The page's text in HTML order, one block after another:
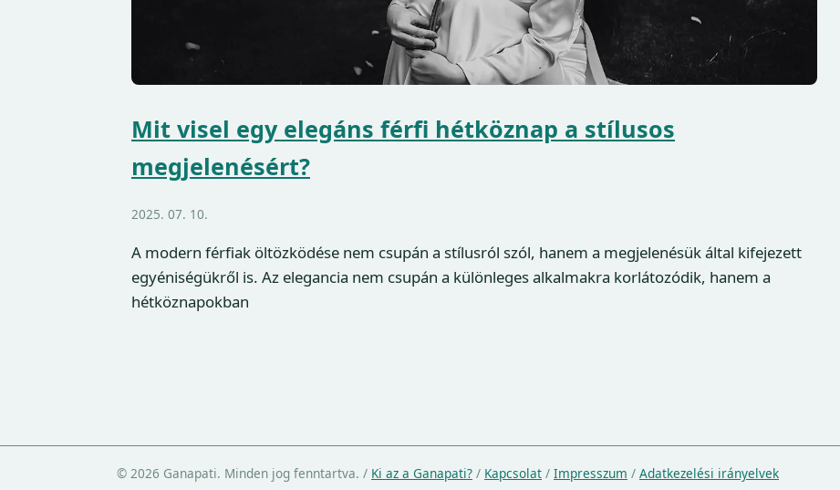
Mit visel egy elegáns férfi hétköznap a stílusos
megjelenésért?
2025. 07. 10.
A modern férfiak öltözködése nem csupán a stílusról szól, hanem a megjelenésük által kifejezett
egyéniségükről is. Az elegancia nem csupán a különleges alkalmakra korlátozódik, hanem a
hétköznapokban
© 2026 Ganapati. Minden jog fenntartva. / Ki az a Ganapati? / Kapcsolat / Impresszum / Adatkezelési irányelvek